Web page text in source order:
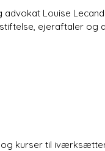
Louise
ejeraftaler og
kurser til